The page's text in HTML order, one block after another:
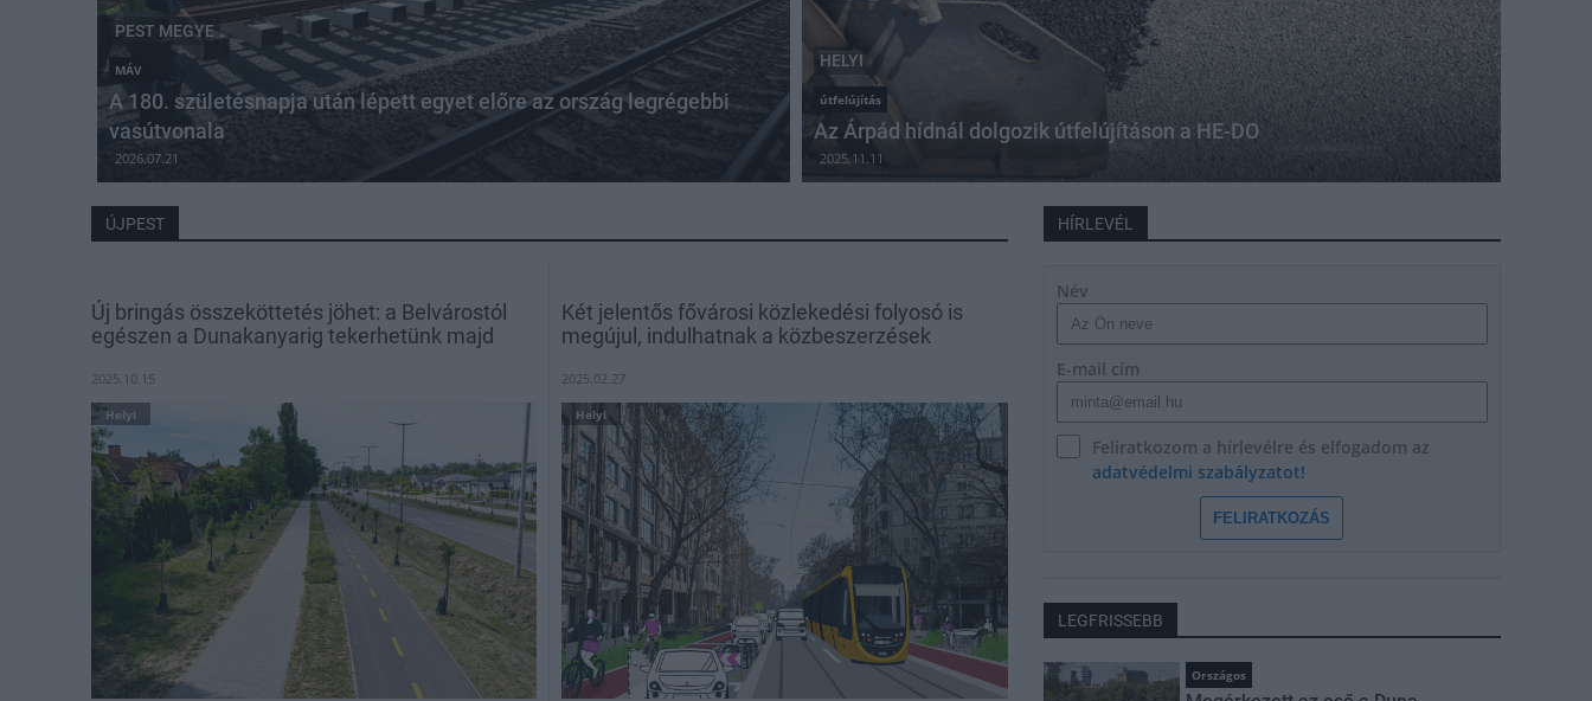
PEST MEGYE
MÁV
A 180. születésnapja után lépett egyet előre az ország legrégebbi
vasútvonala
2026.07.21
HELYI
útfelújítás
Az Árpád hídnál dolgozik útfelújításon a HE-DO
2025.11.11
ÚJPEST
Új bringás összeköttetés jöhet: a Belvárostól
egészen a Dunakanyarig tekerhetünk majd
2025.10.15
Helyi
Két jelentős fővárosi közlekedési folyosó is
megújul, indulhatnak a közbeszerzések
2025.02.27
Helyi
HÍRLEVÉL
Név
E-mail cím
Feliratkozom a hírlevélre és elfogadom az
adatvédelmi szabályzatot!
FELIRATKOZÁS
LEGFRISSEBB
Országos